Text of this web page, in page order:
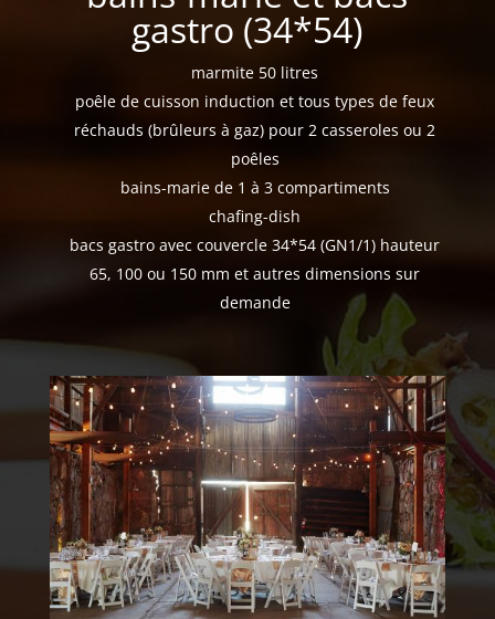
gastro (34*54)
marmite 50 litres
poêle de cuisson induction et tous types de feux
réchauds (brûleurs à gaz) pour 2 casseroles ou 2
poêles
bains-marie de 1 à 3 compartiments
chafing-dish
bacs gastro avec couvercle 34*54 (GN1/1) hauteur
65, 100 ou 150 mm et autres dimensions sur
demande